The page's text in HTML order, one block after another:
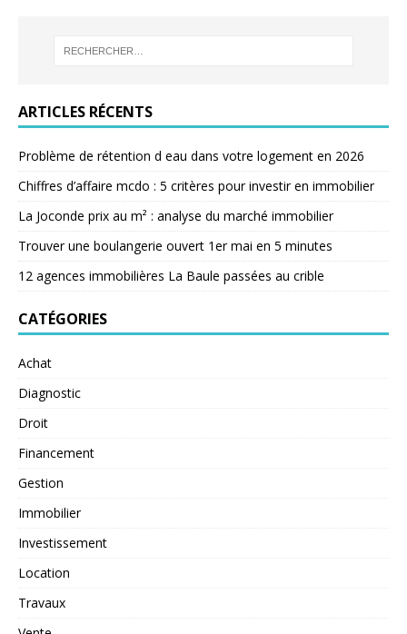
ARTICLES RÉCENTS
Problème de rétention d eau dans votre logement en 2026
Chiffres d’affaire mcdo : 5 critères pour investir en immobilier
La Joconde prix au m² : analyse du marché immobilier
Trouver une boulangerie ouvert 1er mai en 5 minutes
12 agences immobilières La Baule passées au crible
CATÉGORIES
Achat
Diagnostic
Droit
Financement
Gestion
Immobilier
Investissement
Location
Travaux